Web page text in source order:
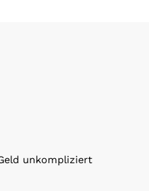
unkompliziert